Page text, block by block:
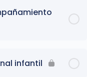
infantil